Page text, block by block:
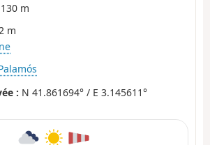
130 m
m
: N 41.861694° / E 3.145611°